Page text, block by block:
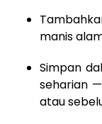
manis
Simpan
seharian
atau